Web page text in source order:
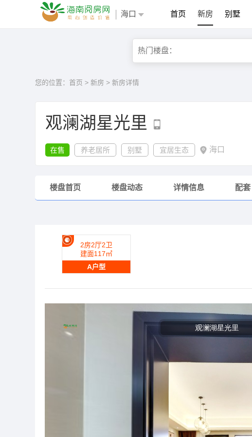
海口 首页 新房 别墅
您的位置： 首页 > 新房 > 新房详情
观澜湖星光里
在售 养老居所 别墅 宜居生态 海口
楼盘首页 楼盘动态 详情信息 配套
2房2厅2卫
建面117㎡
A户型